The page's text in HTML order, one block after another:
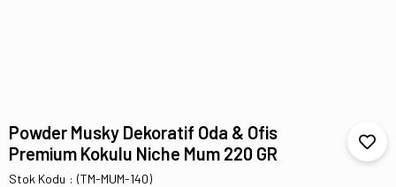
Powder Musky Dekoratif Oda & Ofis
Premium Kokulu Niche Mum 220 GR
Stok Kodu (TM-MUM-140)